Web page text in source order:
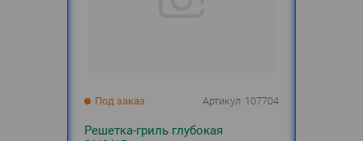
Под заказ Артикул 107704
Решетка-гриль глубокая